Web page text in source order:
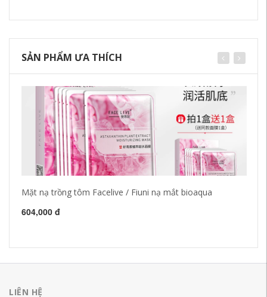
SẢN PHẨM ƯA THÍCH
Mặt nạ trồng tôm Facelive / Fiuni nạ mắt bioaqua
604,000 đ
LIÊN HỆ